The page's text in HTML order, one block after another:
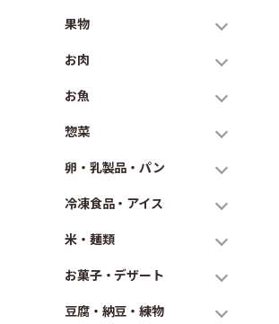
果物
お肉
お魚
惣菜
卵・乳製品・パン
冷凍食品・アイス
米・麺類
お菓子・デザート
豆腐・納豆・練物